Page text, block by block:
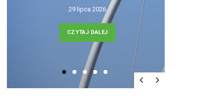
29 lipca 2026
CZYTAJ DALEJ